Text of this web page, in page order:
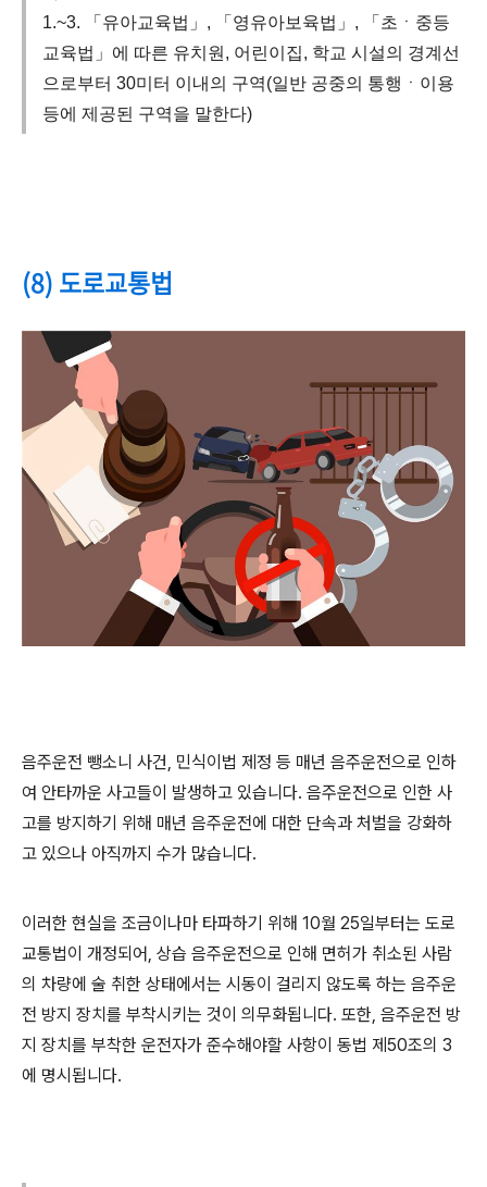
1.~3. 「유아교육법」, 「영유아보육법」, 「초ㆍ중등
교육법」에 따른 유치원, 어린이집, 학교 시설의 경계선
으로부터 30미터 이내의 구역(일반 공중의 통행ㆍ이용
등에 제공된 구역을 말한다)
(8) 도로교통법
음주운전 뺑소니 사건, 민식이법 제정 등 매년 음주운전으로 인하
여 안타까운 사고들이 발생하고 있습니다. 음주운전으로 인한 사
고를 방지하기 위해 매년 음주운전에 대한 단속과 처벌을 강화하
고 있으나 아직까지 수가 많습니다.
이러한 현실을 조금이나마 타파하기 위해 10월 25일부터는 도로
교통법이 개정되어, 상습 음주운전으로 인해 면허가 취소된 사람
의 차량에 술 취한 상태에서는 시동이 걸리지 않도록 하는 음주운
전 방지 장치를 부착시키는 것이 의무화됩니다. 또한, 음주운전 방
지 장치를 부착한 운전자가 준수해야할 사항이 동법 제 50조의 3
에 명시됩니다.